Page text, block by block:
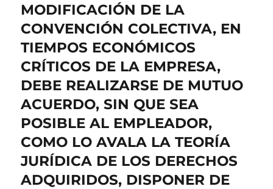
Entrada
siguiente:
MODIFICACIÓN DE LA
CONVENCIÓN COLECTIVA, EN
TIEMPOS ECONÓMICOS
CRÍTICOS DE LA EMPRESA,
DEBE REALIZARSE DE MUTUO
ACUERDO, SIN QUE SEA
POSIBLE AL EMPLEADOR,
COMO LO AVALA LA TEORÍA
JURÍDICA DE LOS DERECHOS
ADQUIRIDOS, DISPONER DE